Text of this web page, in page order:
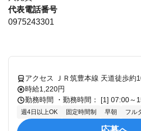
代表電話番号
0975243301
時給1,220円
週4日以上OK 固定時間制 早朝 フル